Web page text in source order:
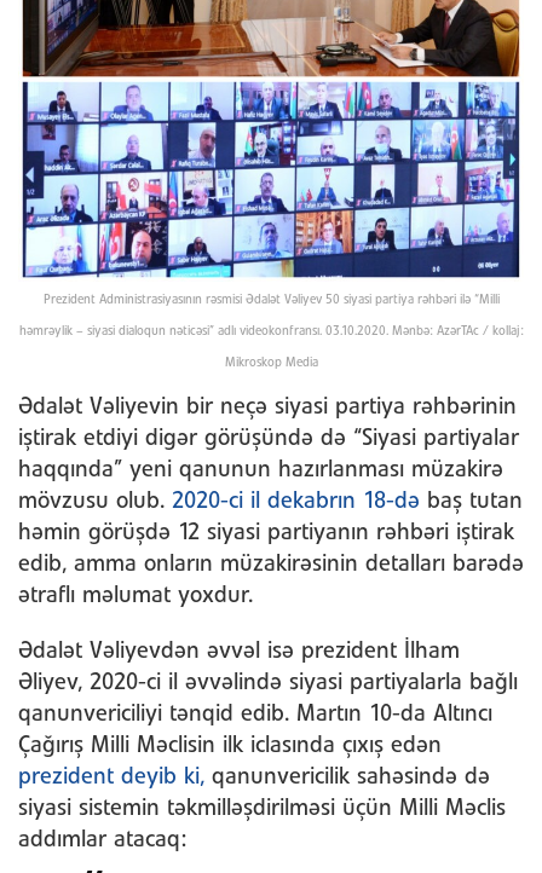
Prezident Administrasiyasının rəsmisi Ədalət Vəliyev 50 siyasi partiya rəhbəri ilə “Milli
həmrəylik – siyasi dialoqun nəticəsi” adlı videokonfransı. 03.10.2020. Mənbə: AzərTAc / kollaj:
Mikroskop Media
Ədalət Vəliyevin bir neçə siyasi partiya rəhbərinin
iştirak etdiyi digər görüşündə də “Siyasi partiyalar
haqqında” yeni qanunun hazırlanması müzakirə
mövzusu olub. 2020-ci il dekabrın 18-də baş tutan
həmin görüşdə 12 siyasi partiyanın rəhbəri iştirak
edib, amma onların müzakirəsinin detalları barədə
ətraflı məlumat yoxdur.
Ədalət Vəliyevdən əvvəl isə prezident İlham
Əliyev, 2020-ci il əvvəlində siyasi partiyalarla bağlı
qanunvericiliyi tənqid edib. Martın 10-da Altıncı
Çağırış Milli Məclisin ilk iclasında çıxış edən
prezident deyib ki, qanunvericilik sahəsində də
siyasi sistemin təkmilləşdirilməsi üçün Milli Məclis
addımlar atacaq: